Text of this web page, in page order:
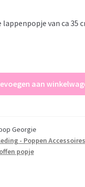
is:
van ca 35
aan
Georgie
- Poppen Accessoires
popje